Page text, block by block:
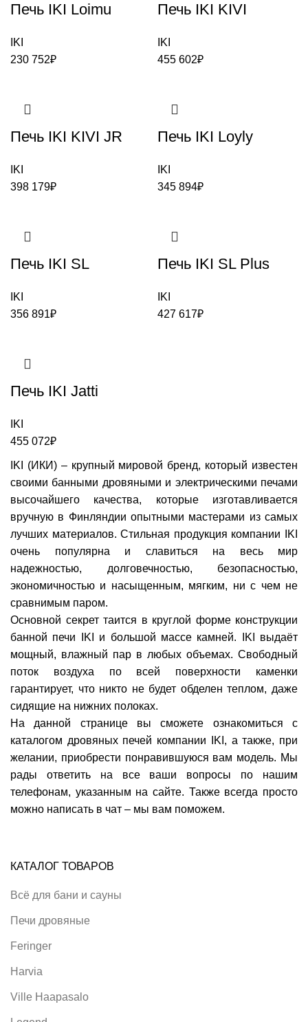
КАТАЛОГ ТОВАРОВ
Всё для бани и сауны
Печи дровяные
Feringer
Harvia
Ville Haapasalo
Печь IKI Loimu
IKI
230 752₽
Печь IKI KIVI
IKI
455 602₽
Печь IKI KIVI JR
IKI
398 179₽
Печь IKI Loyly
IKI
345 894₽
Печь IKI SL
IKI
356 891₽
Печь IKI SL Plus
IKI
427 617₽
Печь IKI Jatti
IKI
455 072₽
IKI (ИКИ) – крупный мировой бренд, который известен
своими банными дровяными и электрическими печами
высочайшего качества, которые изготавливается
вручную в Финляндии опытными мастерами из самых
лучших материалов. Стильная продукция компании IKI
очень популярна и славиться на весь мир
надежностью, долговечностью, безопасностью,
экономичностью и насыщенным, мягким, ни с чем не
сравнимым паром.
Основной секрет таится в круглой форме конструкции
банной печи IKI и большой массе камней. IKI выдаёт
мощный, влажный пар в любых объемах. Свободный
поток воздуха по всей поверхности каменки
гарантирует, что никто не будет обделен теплом, даже
сидящие на нижних полоках.
На данной странице вы сможете ознакомиться с
каталогом дровяных печей компании IKI, а также, при
желании, приобрести понравившуюся вам модель. Мы
рады ответить на все ваши вопросы по нашим
телефонам, указанным на сайте. Также всегда просто
можно написать в чат – мы вам поможем.